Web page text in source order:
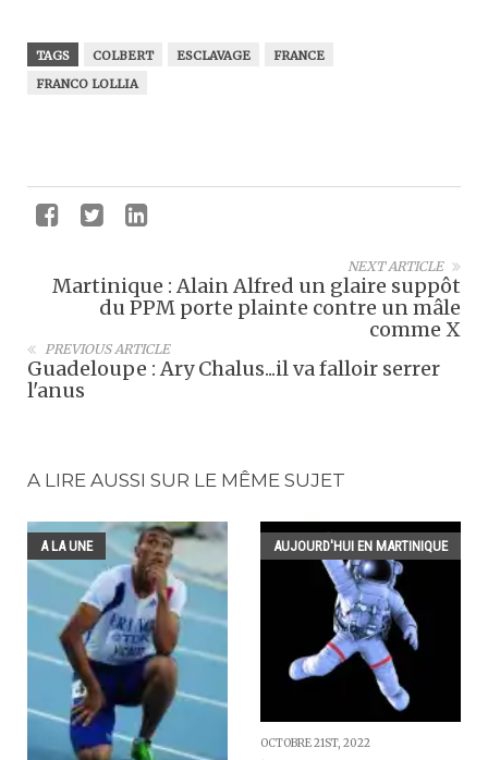
TAGS COLBERT ESCLAVAGE
FRANCE
FRANCO LOLLIA
NEXT ARTICLE
Martinique : Alain Alfred un glaire suppôt
du PPM porte plainte contre un mâle
comme X
PREVIOUS ARTICLE
Guadeloupe : Ary Chalus...il va falloir serrer
l'anus
A LIRE AUSSI SUR LE MÊME SUJET
A LA UNE AUJOURD'HUI EN MARTINIQUE
OCTOBRE 21ST, 2022